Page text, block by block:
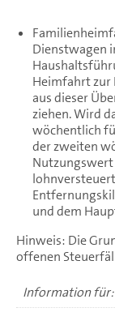
Dienstwagen
Heimfahrt zur
aus dieser
ziehen. Wird
wöchentlich
der zweiten
Nutzungswert
und dem
Hinweis: Die
offenen
Information für: